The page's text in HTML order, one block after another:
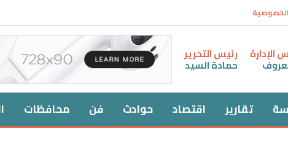
رئيس التحرير
حمادة السيد
تقارير اقتصاد حوادث فن محافظات